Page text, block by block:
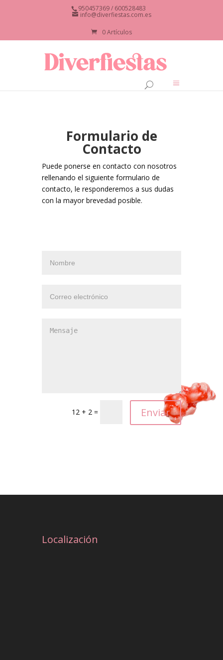
950457369 / 600528483
info@diverfiestas.com.es
0 Artículos
Formulario de
Contacto
Puede ponerse en contacto con nosotros
rellenando el siguiente formulario de
contacto, le responderemos a sus dudas
con la mayor brevedad posible.
12 + 2 =
Localización